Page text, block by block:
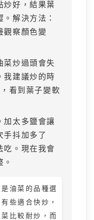
炒好，結果葉
解決方法：
觀察顏色變
菜炒過頭會失
我建議炒的時
看到葉子變軟
加太多鹽會讓
手抖加多了
吃。現在我會
油菜的品種選
些適合快炒，
比較耐炒，而